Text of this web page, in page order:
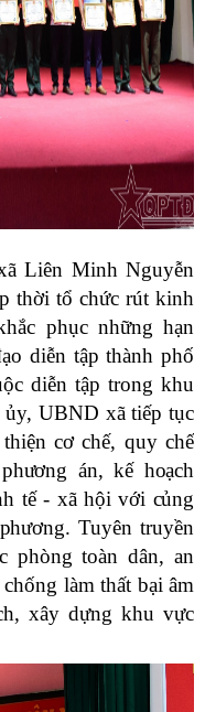
Liên Minh Nguyễn
thời tổ chức rút kinh
phục những hạn
diễn tập thành phố
diễn tập trong khu
UBND xã tiếp tục
cơ chế, quy chế
án, kế hoạch
tế - xã hội với củng
Tuyên truyền
phòng toàn dân, an
làm thất bại âm
xây dựng khu vực